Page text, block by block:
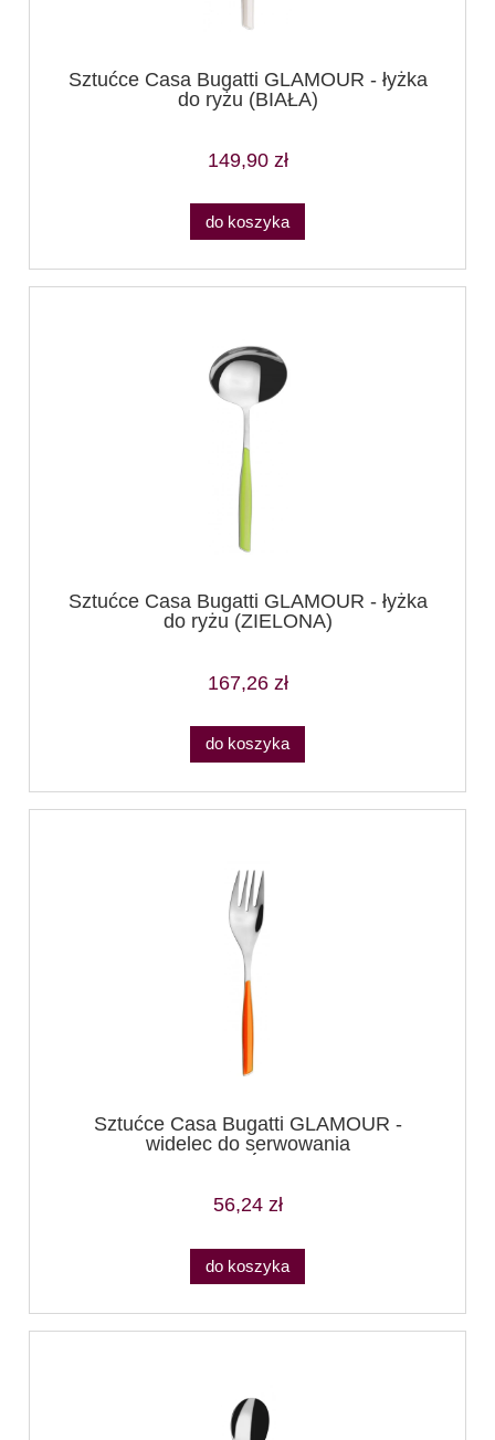
Sztućce Casa Bugatti GLAMOUR - łyżka
do ryżu (BIAŁA)
149,90 zł
do koszyka
Sztućce Casa Bugatti GLAMOUR - łyżka
do ryżu (ZIELONA)
167,26 zł
do koszyka
Sztućce Casa Bugatti GLAMOUR -
widelec do serwowania
56,24 zł
do koszyka